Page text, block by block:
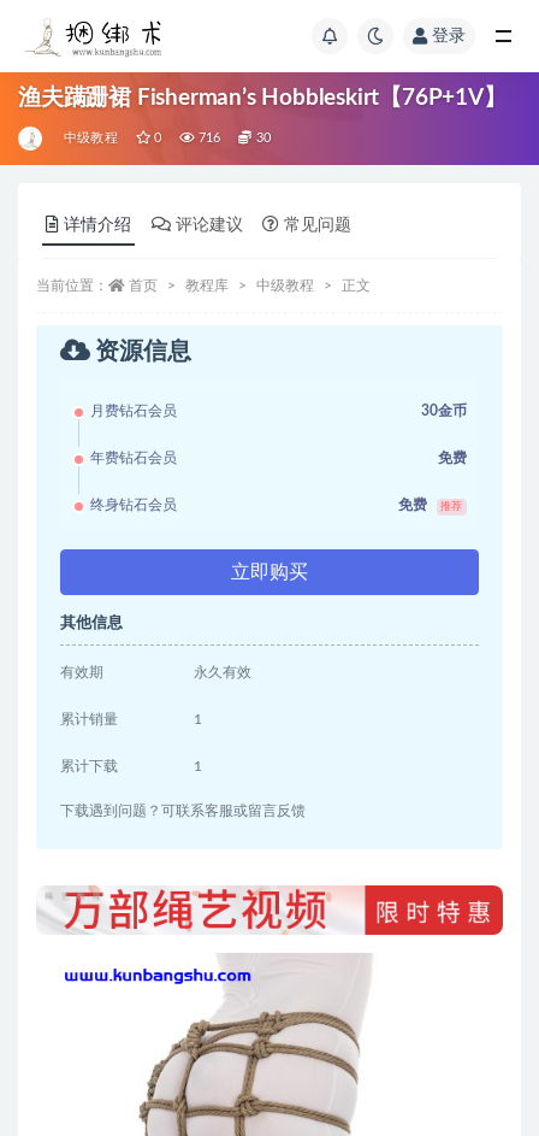
登录
渔夫蹒跚裙 Fisherman’s Hobbleskirt【76P+1V】
中级教程 0 716 30
详情介绍 评论建议 常见问题
当前位置： 首页 教程库 中级教程 正文
资源信息
月费钻石会员 30金币
年费钻石会员 免费
终身钻石会员 免费 推荐
立即购买
其他信息
有效期 永久有效
累计销量 1
累计下载 1
下载遇到问题？可联系客服或留言反馈